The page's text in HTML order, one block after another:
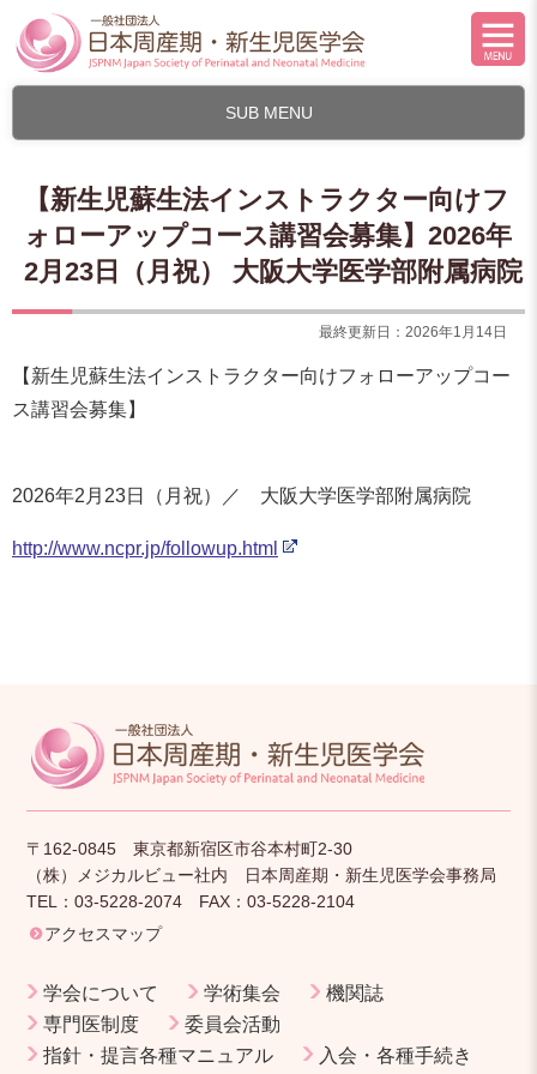
SUB MENU
【新生児蘇生法インストラクター向けフ
ォローアップコース講習会募集】2026年
2月23日（月祝） 大阪大学医学部附属病院
最終更新日：2026年1月14日
【新生児蘇生法インストラクター向けフォローアップコー
ス講習会募集】
2026年2月23日（月祝）／ 大阪大学医学部附属病院
http://www.ncpr.jp/followup.html
〒162-0845 東京都新宿区市谷本村町2-30
（株）メジカルビュー社内 日本周産期・新生児医学会事務局
TEL：03-5228-2074 FAX：03-5228-2104
アクセスマップ
学会について 学術集会
機関誌
専門医制度
委員会活動
指針・提言各種マニュアル
入会・各種手続き